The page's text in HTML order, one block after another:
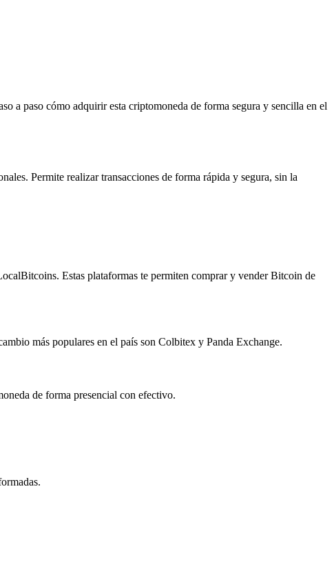
a paso cómo adquirir esta criptomoneda de forma segura y sencilla en el
Permite realizar transacciones de forma rápida y segura, sin la
Estas plataformas te permiten comprar y vender Bitcoin de
más populares en el país son Colbitex y Panda Exchange.
de forma presencial con efectivo.